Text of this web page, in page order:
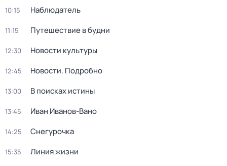
10:15 Наблюдатель
11:15 Путешествие в будни
12:30 Новости культуры
12:45 Новости. Подробно
13:00 В поисках истины
13:45 Иван Иванов-Вано
14:25 Снегурочка
15:35 Линия жизни